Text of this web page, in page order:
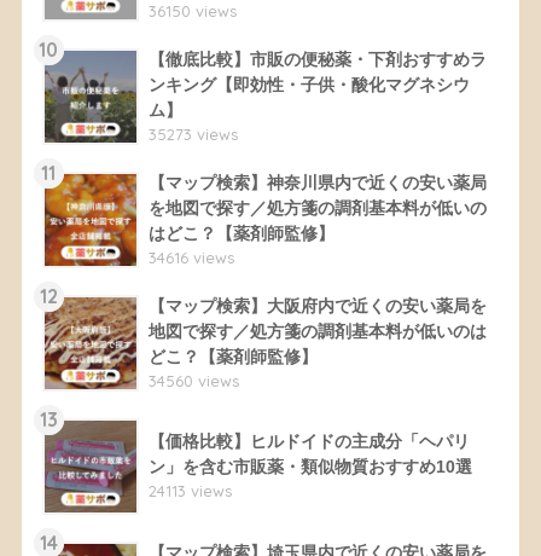
36150 views
10
【徹底比較】市販の便秘薬・下剤おすすめラ
ンキング【即効性・子供・酸化マグネシウ
ム】
35273 views
11
【マップ検索】神奈川県内で近くの安い薬局
を地図で探す／処方箋の調剤基本料が低いの
はどこ？【薬剤師監修】
34616 views
12
【マップ検索】大阪府内で近くの安い薬局を
地図で探す／処方箋の調剤基本料が低いのは
どこ？【薬剤師監修】
34560 views
13
【価格比較】ヒルドイドの主成分「ヘパリ
ン」を含む市販薬・類似物質おすすめ10選
24113 views
14